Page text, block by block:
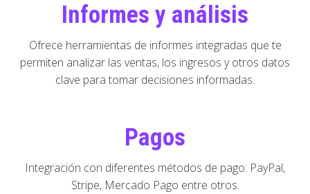
Pagos
Integración con diferentes métodos de pago: PayPal,
Stripe, Mercado Pago entre otros.
Informes y análisis
Ofrece herramientas de informes integradas que te
permiten analizar las ventas, los ingresos y otros datos
clave para tomar decisiones informadas.